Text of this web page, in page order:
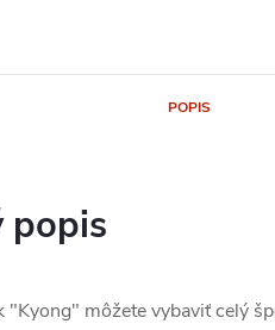
POPIS
popis
"Kyong" môžete vybaviť celý